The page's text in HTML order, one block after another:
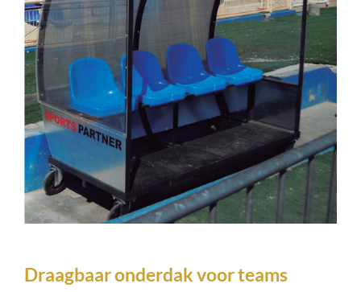
Draagbaar onderdak voor teams